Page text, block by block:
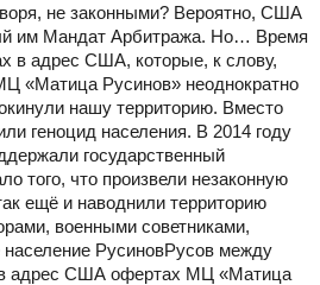
не законными? Вероятно, США
им Мандат Арбитража. Но… Время
в адрес США, которые, к слову,
«Матица Русинов» неоднократно
нашу территорию. Вместо
геноцид населения. В 2014 году
государственный
того, что произвели незаконную
ещё и наводнили территорию
военными советниками,
население РусиновРусов между
адрес США офертах МЦ «Матица